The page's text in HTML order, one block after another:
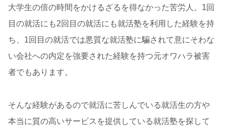
大学生の倍の時間をかけるざるを得なかった苦労人。1回
目の就活にも2回目の就活にも就活塾を利用した経験を持
ち、1回目の就活では悪質な就活塾に騙されて意にそわな
い会社への内定を強要された経験を持つ元オワハラ被害
者でもあります。
そんな経験があるので就活に苦しんでいる就活生の方や
本当に質の高いサービスを提供している就活塾を探して